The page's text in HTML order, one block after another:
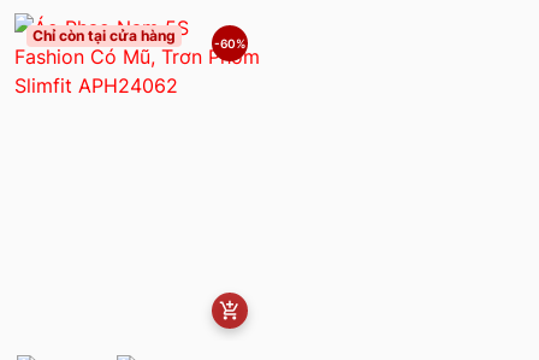
Chỉ còn tại cửa hàng -60%